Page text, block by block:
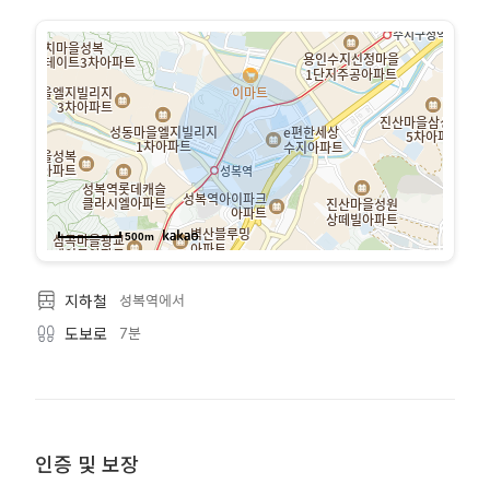
500m
지하철 성복역에서
도보로 7분
인증 및 보장